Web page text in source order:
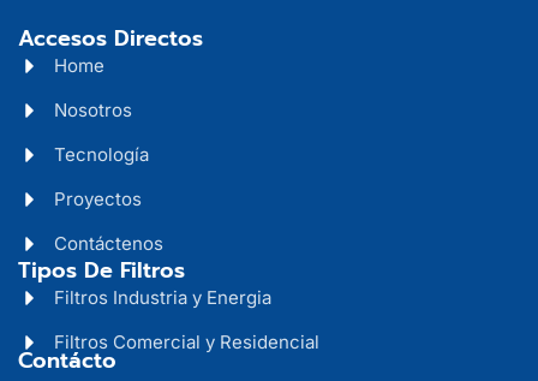
Accesos Directos
Home
Nosotros
Tecnología
Proyectos
Contáctenos
Tipos De Filtros
Filtros Industria y Energia
Filtros Comercial y Residencial
Contácto